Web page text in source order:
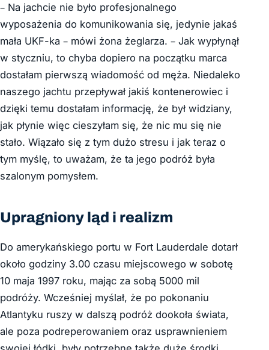
– Na jachcie nie było profesjonalnego
wyposażenia do komunikowania się, jedynie jakaś
mała UKF-ka – mówi żona żeglarza. – Jak wypłynął
w styczniu, to chyba dopiero na początku marca
dostałam pierwszą wiadomość od męża. Niedaleko
naszego jachtu przepływał jakiś kontenerowiec i
dzięki temu dostałam informację, że był widziany,
jak płynie więc cieszyłam się, że nic mu się nie
stało. Wiązało się z tym dużo stresu i jak teraz o
tym myślę, to uważam, że ta jego podróż była
szalonym pomysłem.
Upragniony ląd i realizm
Do amerykańskiego portu w Fort Lauderdale dotarł
około godziny 3.00 czasu miejscowego w sobotę
10 maja 1997 roku, mając za sobą 5000 mil
podróży. Wcześniej myślał, że po pokonaniu
Atlantyku ruszy w dalszą podróż dookoła świata,
ale poza podreperowaniem oraz usprawnieniem